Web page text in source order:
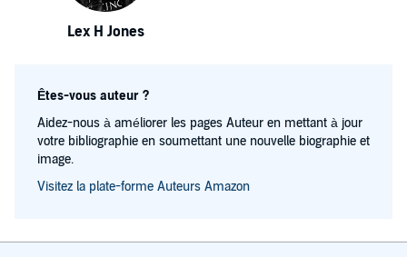
Lex H Jones
Êtes-vous auteur ?
Aidez-nous à améliorer les pages Auteur en mettant à jour
votre bibliographie en soumettant une nouvelle biographie et
image.
Visitez la plate-forme Auteurs Amazon